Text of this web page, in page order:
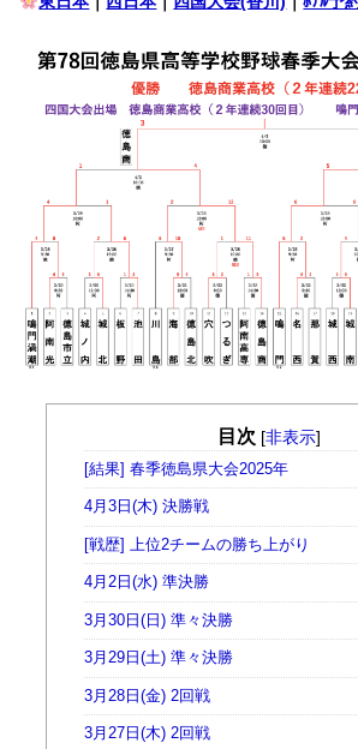
目次 [非表示]
[結果] 春季徳島県大会2025年
4月3日(木) 決勝戦
[戦歴] 上位2チームの勝ち上がり
4月2日(水) 準決勝
3月30日(日) 準々決勝
3月29日(土) 準々決勝
3月28日(金) 2回戦
3月27日(木) 2回戦